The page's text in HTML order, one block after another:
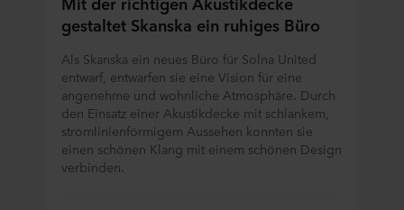
Ihrer personenbezogenen Daten stattfindet in dem
Wissen, dass das Schutzniveau in dem Drittland
Im Folgenden erfahren Sie mehr über die Zwecke,
allgemeine Beschreibungen der gesammelten
Informationen, wer die einzelnen Cookies setzt, Links zu
den Datenschutzrichtlinien unserer potenziellen Partner
gestaltet Skanska ein ruhiges Büro
Als Skanska ein neues Büro für Solna United
entwarf, entwarfen sie eine Vision für eine
angenehme und wohnliche Atmosphäre. Durch
den Einsatz einer Akustikdecke mit schlankem,
stromlinienförmigem Aussehen konnten sie
einen schönen Klang mit einem schönen Design
verbinden.